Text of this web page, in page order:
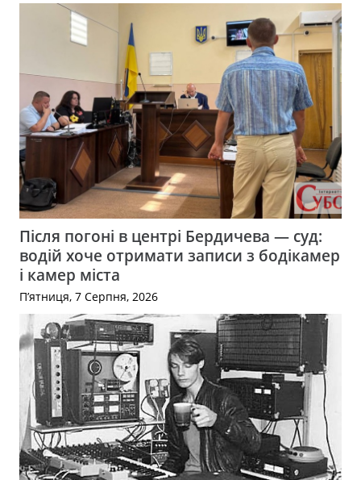
Після погоні в центрі Бердичева — суд:
водій хоче отримати записи з бодікамер
і камер міста
П’ятниця, 7 Серпня, 2026